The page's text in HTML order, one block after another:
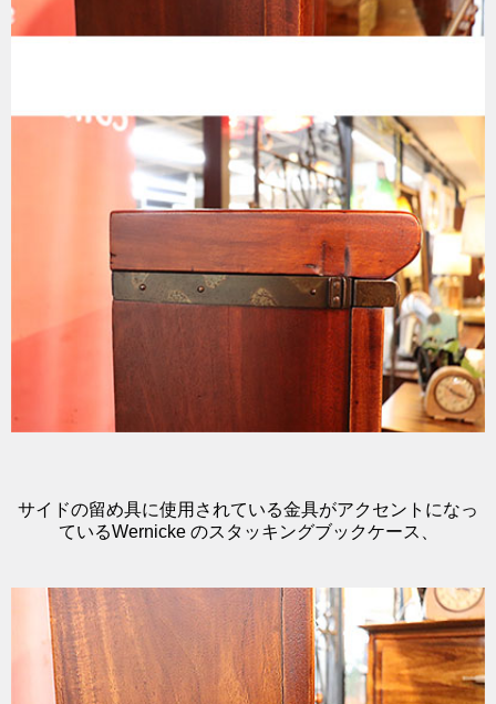
サイドの留め具に使用されている金具がアクセントになっ
ているWernicke のスタッキングブックケース、